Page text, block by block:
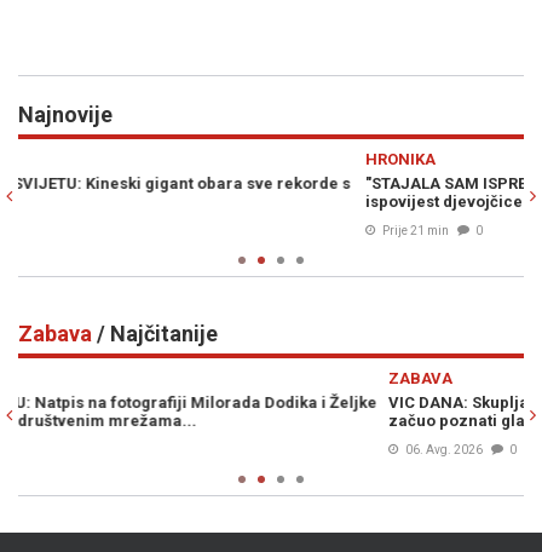
Najnovije
s
"STAJALA SAM ISPRED UČITELJICE KAD JU JE UPUCAO": Stravična
ispovijest djevojčice nakon masakra u uglednoj školi
Zabava / Najčitanije
VIC DANA: Skupljale se pare za obnovu lokalne crkve, a onda se
začuo poznati glas iz mase...